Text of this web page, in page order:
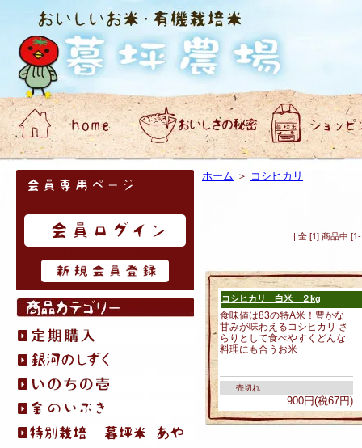
ホーム ＞ コシヒカリ
| 全 [1] 商品中
コシヒカリ 白米 ２kg
食味値は83の特A米！豊かな
甘みが味わえるコシヒカリ さ
らりとして食べやすくどんな
料理にも合うお米
売切れ
900円(税67円)